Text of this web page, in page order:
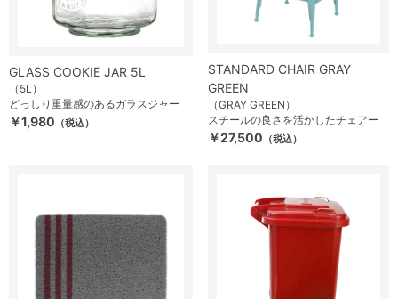
GLASS COOKIE JAR 5L
（5L）
どっしり重量感のあるガラスジャー
￥1,980 （税込）
STANDARD CHAIR GRAY
GREEN
（GRAY GREEN）
スチールの良さを活かしたチェアー
￥27,500 （税込）